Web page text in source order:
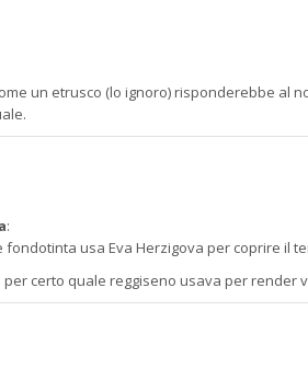
un etrusco (lo ignoro) risponderebbe al
:
usa Eva Herzigova per coprire il
per certo quale reggiseno usava per render